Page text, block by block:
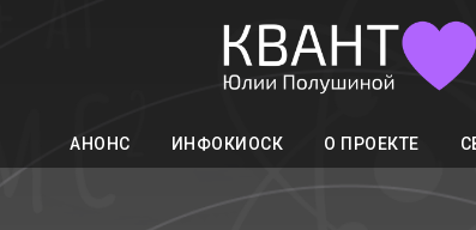
АНОНС ИНФОКИОСК О ПРОЕКТЕ